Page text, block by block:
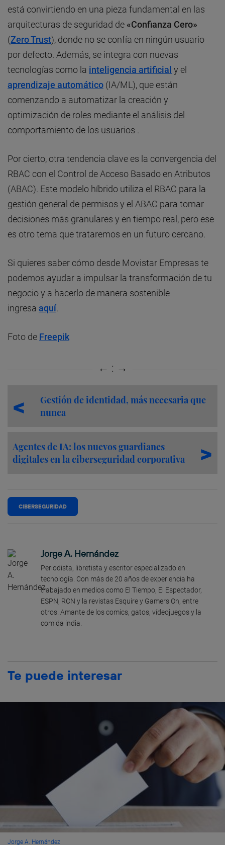
está convirtiendo en una pieza fundamental en las
arquitecturas de seguridad de «Confianza Cero»
(Zero Trust), donde no se confía en ningún usuario
por defecto. Además, se integra con nuevas
tecnologías como la inteligencia artificial y el
aprendizaje automático (IA/ML), que están
comenzando a automatizar la creación y
optimización de roles mediante el análisis del
comportamiento de los usuarios .
Por cierto, otra tendencia clave es la convergencia del
RBAC con el Control de Acceso Basado en Atributos
(ABAC). Este modelo híbrido utiliza el RBAC para la
gestión general de permisos y el ABAC para tomar
decisiones más granulares y en tiempo real, pero ese
es otro tema que trataremos en un futuro cercano.
Si quieres saber cómo desde Movistar Empresas te
podemos ayudar a impulsar la transformación de tu
negocio y a hacerlo de manera sostenible
ingresa aquí.
Foto de Freepik
Gestión de identidad, más necesaria que
nunca
Agentes de IA: los nuevos guardianes
digitales en la ciberseguridad corporativa
CIBERSEGURIDAD
Jorge A. Hernández
Periodista, libretista y escritor especializado en
tecnología. Con más de 20 años de experiencia ha
trabajado en medios como El Tiempo, El Espectador,
ESPN, RCN y la revistas Esquire y Gamers On, entre
otros. Amante de los comics, gatos, vídeojuegos y la
comida india.
Te puede interesar
Jorge A. Hernández